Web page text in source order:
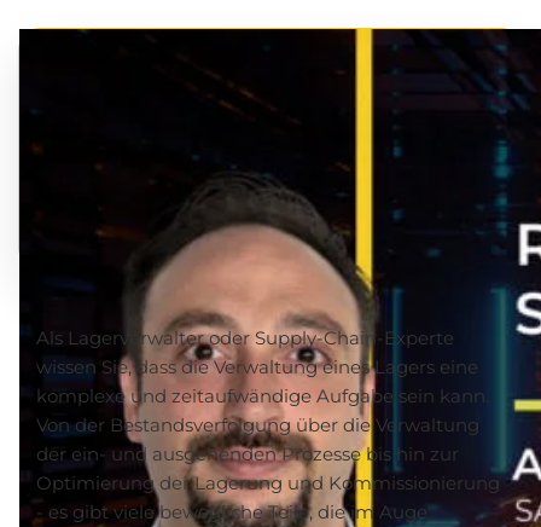
Als Lagerverwalter oder Supply-Chain-Experte
wissen Sie, dass die Verwaltung eines Lagers eine
komplexe und zeitaufwändige Aufgabe sein kann.
Von der Bestandsverfolgung über die Verwaltung
der ein- und ausgehenden Prozesse bis hin zur
Optimierung der Lagerung und Kommissionierung
- es gibt viele bewegliche Teile, die im Auge